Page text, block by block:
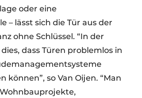
oder eine
– lässt sich die Tür aus der
ohne Schlüssel. “In der
dass Türen problemlos in
können”, so Van Oijen. “Man